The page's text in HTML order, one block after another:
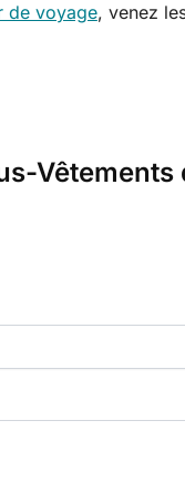
de voyage, venez
Vêtements